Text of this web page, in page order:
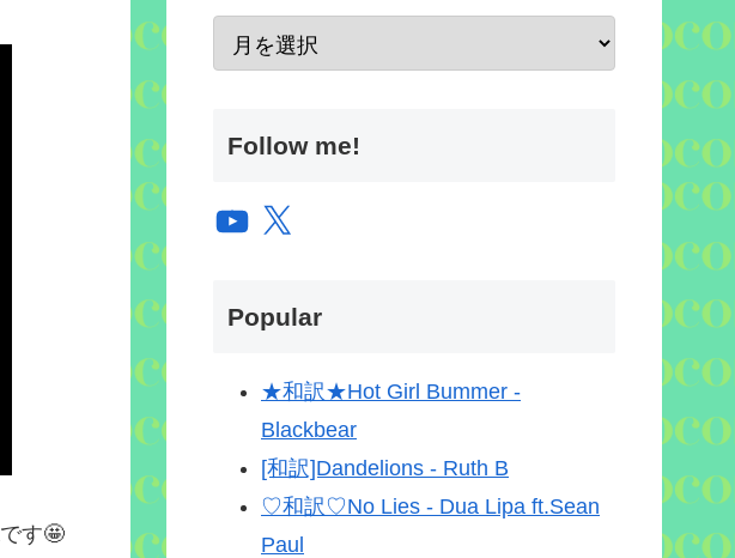
です🤩
Follow me!
YouTube
X
Popular
★和訳★Hot Girl Bummer -
Blackbear
[和訳]Dandelions - Ruth B
♡和訳♡No Lies - Dua Lipa ft.Sean
Paul